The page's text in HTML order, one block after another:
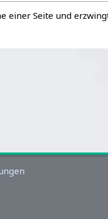
einer Seite und